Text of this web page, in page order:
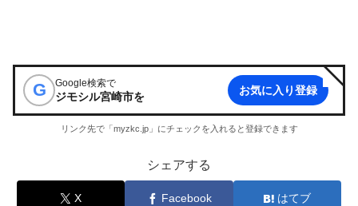
G Google検索で
ジモシル宮崎市を お気に入り登録
リンク先で「myzkc.jp」にチェックを入れると登録できます
シェアする
X Facebook はてブ